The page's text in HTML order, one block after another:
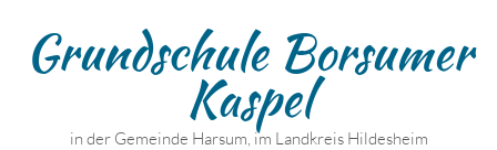
contentGrundschule Borsumer
Kaspel
in der Gemeinde Harsum, im Landkreis Hildesheim